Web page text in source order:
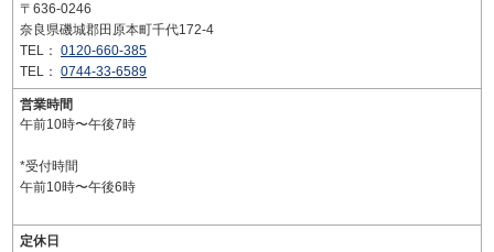
〒636-0246
奈良県磯城郡田原本町千代172-4
TEL： 0120-660-385
TEL： 0744-33-6589
営業時間
午前10時〜午後7時
*受付時間
午前10時〜午後6時
定休日